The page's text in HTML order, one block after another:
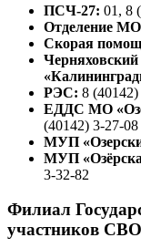
ПСЧ-27: 01, 8
Отделение
Скорая
Черняховский
РЭС: 8
ЕДДС МО
(40142) 3-27-08
МУП
МУП
3-32-82
Филиал
участников СВО